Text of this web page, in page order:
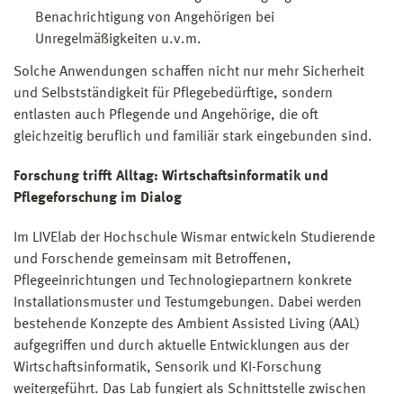
Benachrichtigung von Angehörigen bei
Unregelmäßigkeiten u.v.m.
Solche Anwendungen schaffen nicht nur mehr Sicherheit
und Selbstständigkeit für Pflegebedürftige, sondern
entlasten auch Pflegende und Angehörige, die oft
gleichzeitig beruflich und familiär stark eingebunden sind.
Forschung trifft Alltag: Wirtschaftsinformatik und
Pflegeforschung im Dialog
Im LIVElab der Hochschule Wismar entwickeln Studierende
und Forschende gemeinsam mit Betroffenen,
Pflegeeinrichtungen und Technologiepartnern konkrete
Installationsmuster und Testumgebungen. Dabei werden
bestehende Konzepte des Ambient Assisted Living (AAL)
aufgegriffen und durch aktuelle Entwicklungen aus der
Wirtschaftsinformatik, Sensorik und KI-Forschung
weitergeführt. Das Lab fungiert als Schnittstelle zwischen